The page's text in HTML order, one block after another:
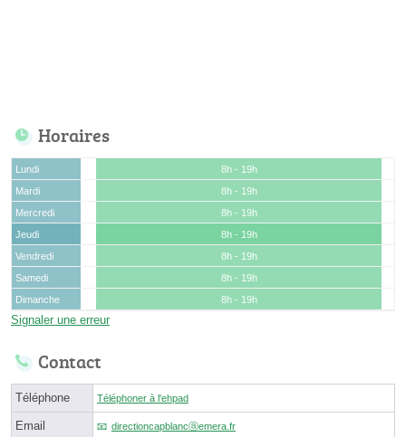
Horaires
Lundi
8h - 19h
Mardi
8h - 19h
Mercredi
8h - 19h
Jeudi
8h - 19h
Vendredi
8h - 19h
Samedi
8h - 19h
Dimanche
8h - 19h
Signaler une erreur
Contact
Téléphone Téléphoner à l'ehpad
Email directioncapblancⓐemera.fr